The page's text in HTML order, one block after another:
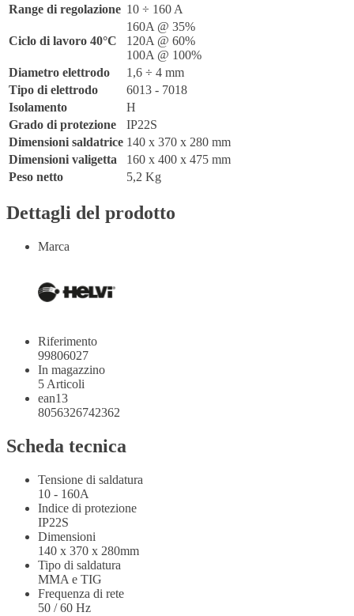
Range di regolazione 10 ÷ 160 A
Ciclo di lavoro 40°C
160A @ 35%
120A @ 60%
100A @ 100%
Diametro elettrodo
1,6 ÷ 4 mm
Tipo di elettrodo
6013 - 7018
Isolamento
H
Grado di protezione
IP22S
Dimensioni saldatrice 140 x 370 x 280 mm
Dimensioni valigetta
160 x 400 x 475 mm
Peso netto
5,2 Kg
Dettagli del prodotto
Marca
Riferimento
99806027
In magazzino
5 Articoli
ean13
8056326742362
Scheda tecnica
Tensione di saldatura
10 - 160A
Indice di protezione
IP22S
Dimensioni
140 x 370 x 280mm
Tipo di saldatura
MMA e TIG
Frequenza di rete
50 / 60 Hz